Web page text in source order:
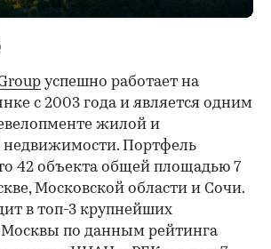
успешно работает на
с 2003 года и является одним
жилой и
Портфель
42 объекта общей площадью 7
Московской области и Сочи.
в топ-3 крупнейших
по данным рейтинга